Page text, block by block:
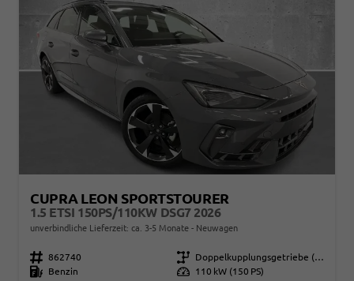
CUPRA LEON SPORTSTOURER
1.5 ETSI 150PS/110KW DSG7 2026
unverbindliche Lieferzeit: ca. 3-5 Monate Neuwagen
Fahrzeugnr. 862740 Getriebe
Doppelkupplungsgetriebe (DSG)
Kraftstoff
Benzin Leistung 110 kW (150 PS)